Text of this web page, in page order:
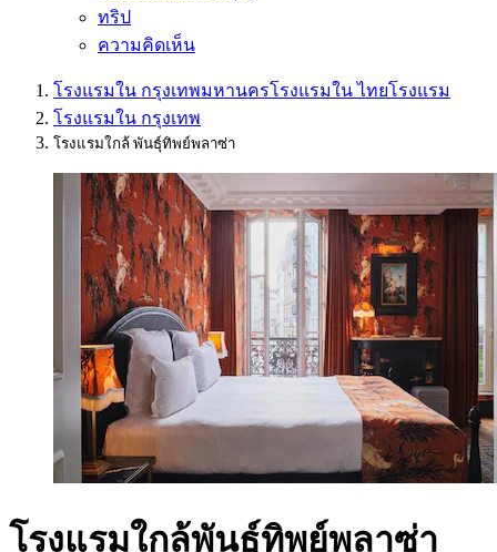
ทริป
ความคิดเห็น
โรงแรมใน กรุงเทพมหานครโรงแรมใน ไทยโรงแรม
โรงแรมใน กรุงเทพ
โรงแรมใกล้ พันธุ์ทิพย์พลาซ่า
โรงแรมใกล้พันธุ์ทิพย์พลาซ่า